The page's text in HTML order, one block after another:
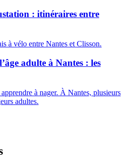
: itinéraires entre
à vélo entre Nantes et Clisson.
adulte à Nantes : les
à nager. À Nantes, plusieurs
adultes.